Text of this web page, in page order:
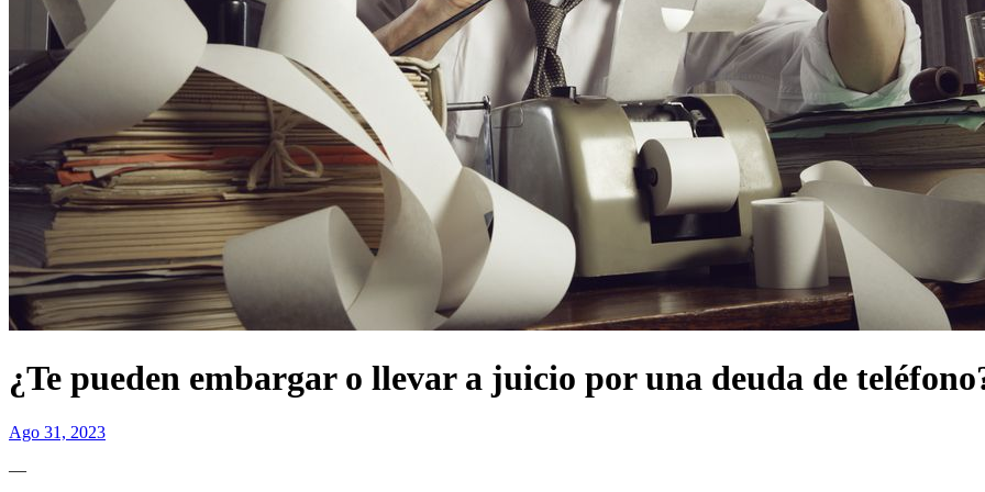
¿Te pueden embargar o llevar a juicio por una deuda de
Ago 31, 2023
—